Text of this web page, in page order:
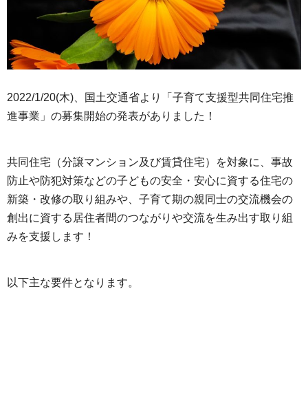
2022/1/20(木)、国土交通省より「子育て支援型共同住宅推
進事業」の募集開始の発表がありました！
共同住宅（分譲マンション及び賃貸住宅）を対象に、事故
防止や防犯対策などの子どもの安全・安心に資する住宅の
新築・改修の取り組みや、子育て期の親同士の交流機会の
創出に資する居住者間のつながりや交流を生み出す取り組
みを支援します！
以下主な要件となります。